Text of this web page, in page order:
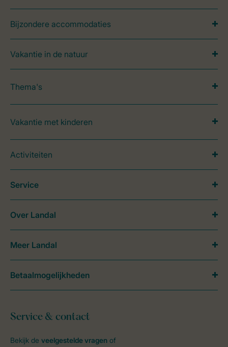
Bijzondere accommodaties
Vakantie in de natuur
Thema's
Vakantie met kinderen
Activiteiten
Service & contact
Bekijk de veelgestelde vragen of
Service
Over Landal
Meer Landal
Betaalmogelijkheden